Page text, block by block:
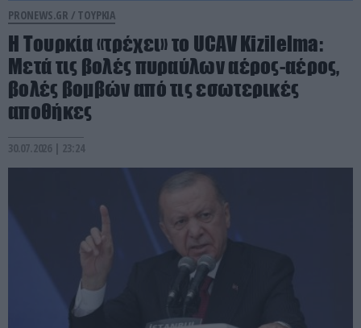
PRONEWS.GR / ΤΟΥΡΚΙΑ
Η Τουρκία «τρέχει» το UCAV Kizilelma:
Μετά τις βολές πυραύλων αέρος-αέρος,
βολές βομβών από τις εσωτερικές
αποθήκες
30.07.2026 | 23:24